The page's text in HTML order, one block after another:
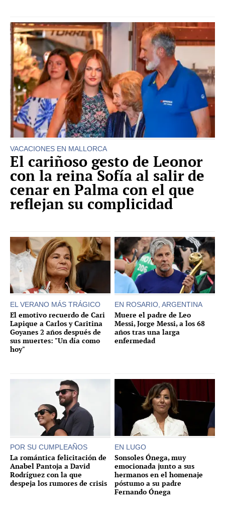
VACACIONES EN MALLORCA
El cariñoso gesto de Leonor
con la reina Sofía al salir de
cenar en Palma con el que
reflejan su complicidad
EL VERANO MÁS TRÁGICO
El emotivo recuerdo de Cari
Lapique a Carlos y Caritina
Goyanes 2 años después de
sus muertes: "Un día como
hoy"
EN ROSARIO, ARGENTINA
Muere el padre de Leo
Messi, Jorge Messi, a los 68
años tras una larga
enfermedad
POR SU CUMPLEAÑOS
La romántica felicitación de
Anabel Pantoja a David
Rodríguez con la que
despeja los rumores de crisis
EN LUGO
Sonsoles Ónega, muy
emocionada junto a sus
hermanos en el homenaje
póstumo a su padre
Fernando Ónega